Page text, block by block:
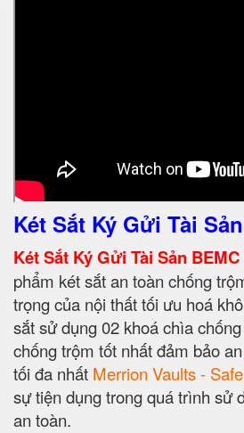
Két Sắt Ký Gửi Tài
Két Sắt Ký Gửi Tài Sản BEMC
phẩm két sắt an toàn chống
trọng của nội thất tối ưu hoá
sắt sử dụng 02 khoá chìa
chống trộm tốt nhất đảm bảo
tối đa nhất Merrion Vaults -
sự tiện dụng trong quá trình sử
an toàn.